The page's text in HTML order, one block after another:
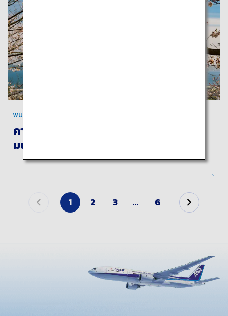
คาโกชิม่าและยาคุชิมะ: เดินทางมาสัมผัส
มนต์เสน่ห์แห่งภูเขาไฟและผืนป่าโบราณ
พบกับมรดกโลกแห่งคาโกชิม่า
1 2 3 … 6